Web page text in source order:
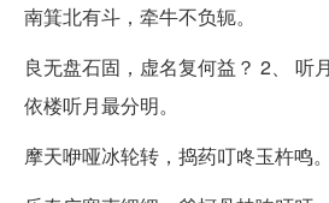
南箕北有斗，牵牛不负轭。
良无盘石固，虚名复何益？ 2、 听
依楼听月最分明。
摩天咿哑冰轮转，捣药叮咚玉杵鸣。